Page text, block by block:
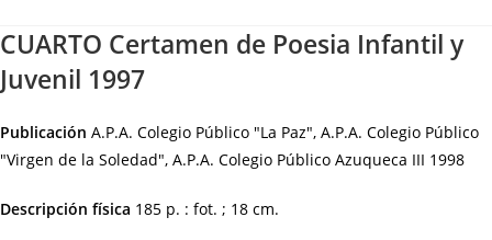
CUARTO Certamen de Poesia Infantil y
Juvenil 1997
Publicación A.P.A. Colegio Público "La Paz", A.P.A. Colegio Público
"Virgen de la Soledad", A.P.A. Colegio Público Azuqueca III 1998
Descripción física 185 p. : fot. ; 18 cm.